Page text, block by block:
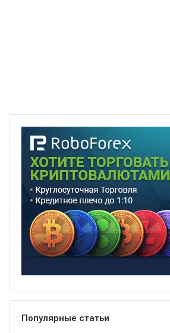
Популярные статьи